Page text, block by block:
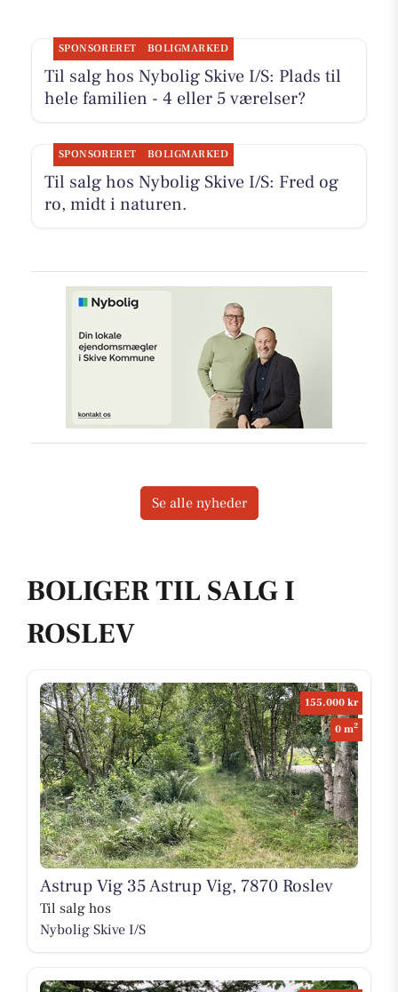
SPONSORERET BOLIGMARKED
Til salg hos Nybolig Skive I/S: Plads til
hele familien - 4 eller 5 værelser?
SPONSORERET BOLIGMARKED
Til salg hos Nybolig Skive I/S: Fred og
ro, midt i naturen.
Se alle nyheder
BOLIGER TIL SALG I
ROSLEV
155.000 kr
0 m2
Astrup Vig 35 Astrup Vig, 7870 Roslev
Til salg hos
Nybolig Skive I/S